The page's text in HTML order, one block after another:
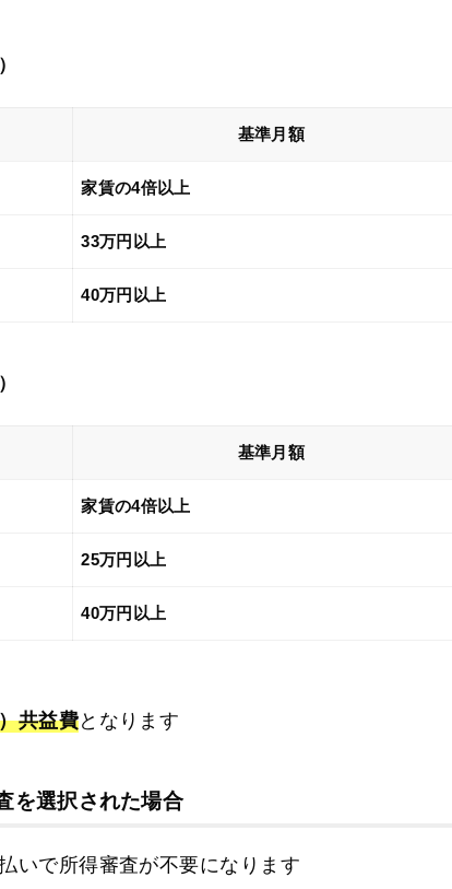
基準月額
家賃の4倍以上
33万円以上
40万円以上
基準月額
家賃の4倍以上
25万円以上
40万円以上
共益費となります
を選択された場合
いで所得審査が不要になります